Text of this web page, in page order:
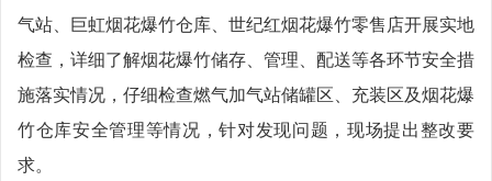
气站、巨虹烟花爆竹仓库、世纪红烟花爆竹零售店开展实地
检查，详细了解烟花爆竹储存、管理、配送等各环节安全措
施落实情况，仔细检查燃气加气站储罐区、充装区及烟花爆
竹仓库安全管理等情况，针对发现问题，现场提出整改要
求。